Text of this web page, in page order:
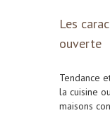
Les
ouverte
Tendance
la cuisine
maisons